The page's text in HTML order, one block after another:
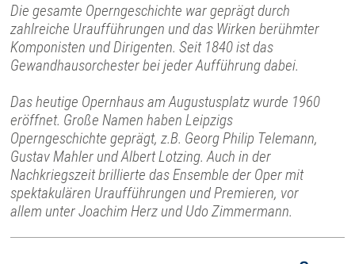
Die gesamte Operngeschichte war geprägt durch
zahlreiche Uraufführungen und das Wirken berühmter
Komponisten und Dirigenten. Seit 1840 ist das
Gewandhausorchester bei jeder Aufführung dabei.
Das heutige Opernhaus am Augustusplatz wurde 1960
eröffnet. Große Namen haben Leipzigs
Operngeschichte geprägt, z.B. Georg Philip Telemann,
Gustav Mahler und Albert Lotzing. Auch in der
Nachkriegszeit brillierte das Ensemble der Oper mit
spektakulären Uraufführungen und Premieren, vor
allem unter Joachim Herz und Udo Zimmermann.